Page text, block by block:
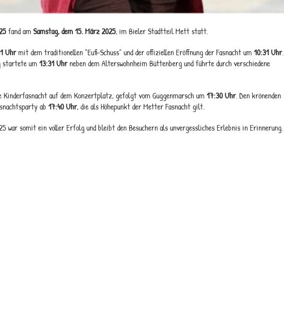
fand amSamstag, dem 15. März 2025, im Bieler Stadtteil Mett statt.
Uhrmit dem traditionellen "Eufi-Schuss" und der offiziellen Eröffnung der Fasnacht um10:31 Uhr.
startete um13:31 Uhrneben dem Alterswohnheim Büttenberg und führte durch verschiedene
auf dem Konzertplatz, gefolgt vom Guggenmarsch um17:30 Uhr. Den krönenden
ab 17:40 Uhr, die als Höhepunkt der Metter Fasnacht gilt.
war somit ein voller Erfolg und bleibt den Besuchern als unvergessliches Erlebnis in Erinnerung.